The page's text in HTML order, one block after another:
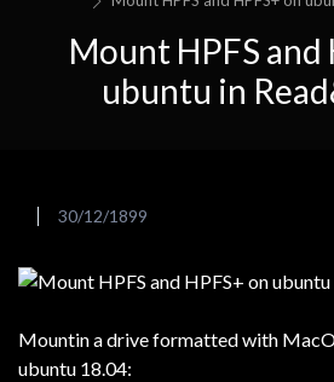
Mount HPFS and
ubuntu in
30/12/1899
Mountin a drive formatted with
ubuntu 18.04: